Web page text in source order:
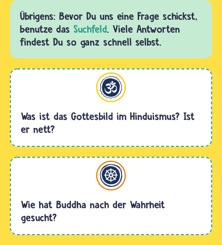
Übrigens: Bevor Du uns eine Frage schickst,
benutze das Suchfeld. Viele Antworten
findest Du so ganz schnell selbst.
Was ist das Gottesbild im Hinduismus? Ist
er nett?
Wie hat Buddha nach der Wahrheit
gesucht?